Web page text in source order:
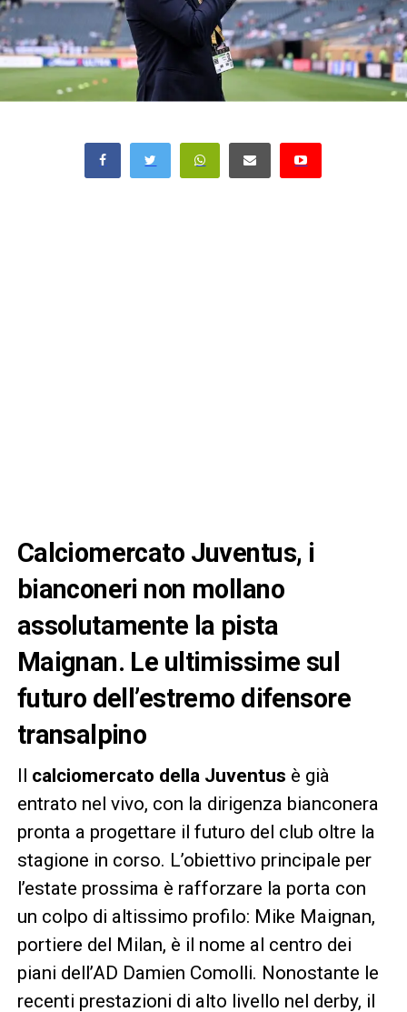
Calciomercato Juventus, i
bianconeri non mollano
assolutamente la pista
Maignan. Le ultimissime sul
futuro dell’estremo difensore
transalpino
Il calciomercato della Juventus è già
entrato nel vivo, con la dirigenza bianconera
pronta a progettare il futuro del club oltre la
stagione in corso. L’obiettivo principale per
l’estate prossima è rafforzare la porta con
un colpo di altissimo profilo: Mike Maignan,
portiere del Milan, è il nome al centro dei
piani dell’AD Damien Comolli. Nonostante le
recenti prestazioni di alto livello nel derby, il